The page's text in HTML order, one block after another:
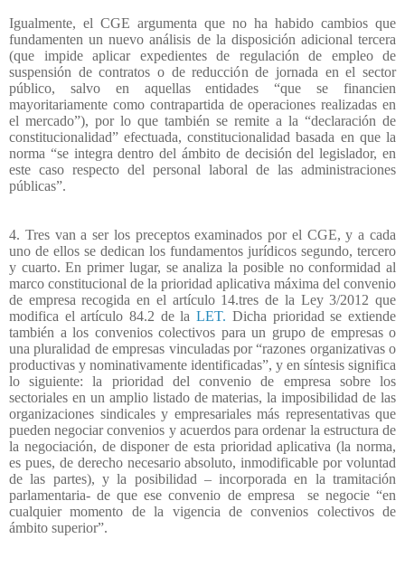
Igualmente, el CGE argumenta que no ha habido cambios que
fundamenten un nuevo análisis de la disposición adicional tercera
(que impide aplicar expedientes de regulación de empleo de
suspensión de contratos o de reducción de jornada en el sector
público, salvo en aquellas entidades “que se financien
mayoritariamente como contrapartida de operaciones realizadas en
el mercado”), por lo que también se remite a la “declaración de
constitucionalidad” efectuada, constitucionalidad basada en que la
norma “se integra dentro del ámbito de decisión del legislador, en
este caso respecto del personal laboral de las administraciones
públicas”.
4. Tres van a ser los preceptos examinados por el CGE, y a cada
uno de ellos se dedican los fundamentos jurídicos segundo, tercero
y cuarto. En primer lugar, se analiza la posible no conformidad al
marco constitucional de la prioridad aplicativa máxima del convenio
de empresa recogida en el artículo 14.tres de la Ley 3/2012 que
modifica el artículo 84.2 de laLET. Dicha prioridad se extiende
también a los convenios colectivos para un grupo de empresas o
una pluralidad de empresas vinculadas por “razones organizativas o
productivas y nominativamente identificadas”, y en síntesis significa
lo siguiente: la prioridad del convenio de empresa sobre los
sectoriales en un amplio listado de materias, la imposibilidad de las
organizaciones sindicales y empresariales más representativas que
pueden negociar convenios y acuerdos para ordenar la estructura de
la negociación, de disponer de esta prioridad aplicativa (la norma,
es pues, de derecho necesario absoluto, inmodificable por voluntad
de las partes), y la posibilidad – incorporada en la tramitación
parlamentaria- de que ese convenio de empresa
se negocie “en
cualquier momento de la vigencia de convenios colectivos de
ámbito superior”.